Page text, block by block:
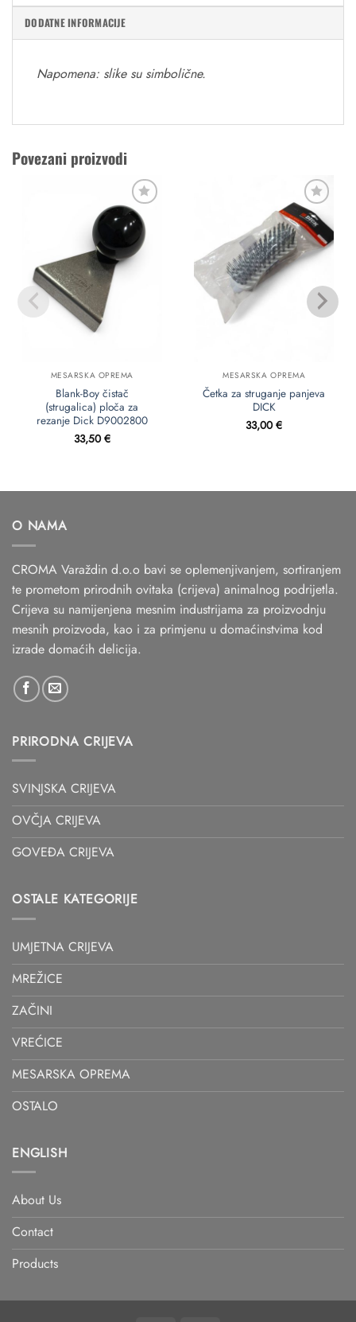
DODATNE INFORMACIJE
Napomena: slike su simbolične.
Povezani proizvodi
Dodaj
u
favorite
MESARSKA OPREMA
Blank-Boy čistač
(strugalica) ploča za
rezanje Dick D9002800
33,50€
Dodaj
u
favorite
MESARSKA OPREMA
Četka za struganje panjeva
DICK
33,00€
O NAMA
CROMA Varaždin d.o.o bavi se oplemenjivanjem, sortiranjem
te prometom prirodnih ovitaka (crijeva) animalnog podrijetla.
Crijeva su namijenjena mesnim industrijama za proizvodnju
mesnih proizvoda, kao i za primjenu u domaćinstvima kod
izrade domaćih delicija.
PRIRODNA CRIJEVA
SVINJSKA CRIJEVA
OVČJA CRIJEVA
GOVEĐA CRIJEVA
OSTALE KATEGORIJE
UMJETNA CRIJEVA
MREŽICE
ZAČINI
VREĆICE
MESARSKA OPREMA
OSTALO
ENGLISH
About Us
Contact
Products